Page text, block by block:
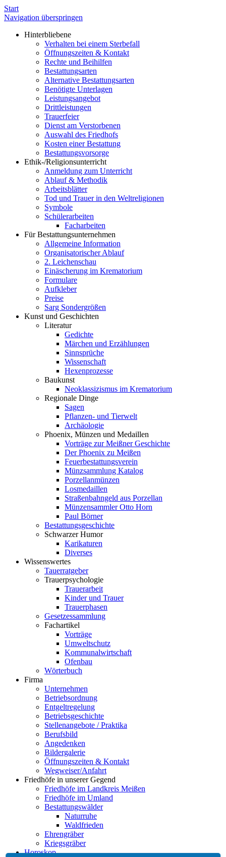
Start
Navigation überspringen
Hinterbliebene
Verhalten bei einem Sterbefall
Öffnungszeiten & Kontakt
Rechte und Beihilfen
Bestattungsarten
Alternative Bestattungsarten
Benötigte Unterlagen
Leistungsangebot
Drittleistungen
Trauerfeier
Dienst am Verstorbenen
Auswahl des Friedhofs
Kosten einer Bestattung
Bestattungsvorsorge
Ethik-/Religionsunterricht
Anmeldung zum Unterricht
Ablauf & Methodik
Arbeitsblätter
Tod und Trauer in den Weltreligionen
Symbole
Schülerarbeiten
Facharbeiten
Für Bestattungsunternehmen
Allgemeine Information
Organisatorischer Ablauf
2. Leichenschau
Einäscherung im Krematorium
Formulare
Aufkleber
Preise
Sarg Sondergrößen
Kunst und Geschichten
Literatur
Gedichte
Märchen und Erzählungen
Sinnsprüche
Wissenschaft
Hexenprozesse
Baukunst
Neoklassizismus im Krematorium
Regionale Dinge
Sagen
Pflanzen- und Tierwelt
Archäologie
Phoenix, Münzen und Medaillen
Vorträge zur Meißner Geschichte
Der Phoenix zu Meißen
Feuerbestattungsverein
Münzsammlung Katalog
Porzellanmünzen
Losmedaillen
Straßenbahngeld aus Porzellan
Münzensammler Otto Horn
Paul Börner
Bestattungsgeschichte
Schwarzer Humor
Karikaturen
Diverses
Wissenswertes
Tauerratgeber
Trauerpsychologie
Trauerarbeit
Kinder und Trauer
Trauerphasen
Gesetzessammlung
Fachartikel
Vorträge
Umweltschutz
Kommunalwirtschaft
Ofenbau
Wörterbuch
Firma
Unternehmen
Betriebsordnung
Entgeltregelung
Betriebsgeschichte
Stellenangebote / Praktika
Berufsbild
Angedenken
Bildergalerie
Öffnungszeiten & Kontakt
Wegweiser/Anfahrt
Friedhöfe in unserer Gegend
Friedhöfe im Landkreis Meißen
Friedhöfe im Umland
Bestattungswälder
Naturruhe
Waldfrieden
Ehrengräber
Kriegsgräber
Horoskop